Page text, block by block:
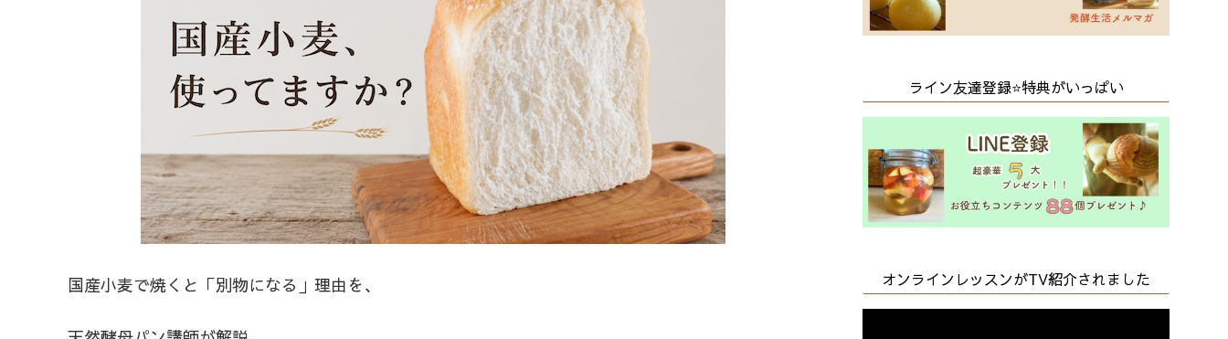
国産小麦で焼くと「別物になる」理由を、
ライン友達登録⭐️特典がいっぱい
オンラインレッスンがTV紹介されました